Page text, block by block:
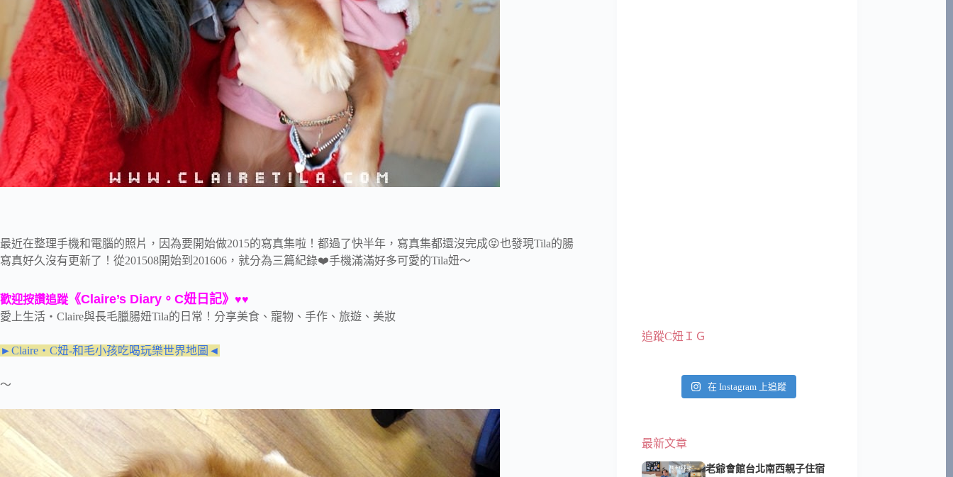
最近在整理手機和電腦的照片，因為要開始做2015的寫真集啦！都過了快半年，寫真集都還沒完成😝也發現Tila的腸
寫真好久沒有更新了！從201508開始到201606，就分為三篇紀錄❤️手機滿滿好多可愛的Tila妞～
歡迎按讚追蹤 《Claire’s Diary。C妞日記》 ♥♥
愛上生活‧Claire與長毛臘腸妞Tila的日常！分享美食、寵物、手作、旅遊、美妝
►Claire‧C妞-和毛小孩吃喝玩樂世界地圖◄
～
追蹤C妞ＩＧ
在 Instagram 上追蹤
最新文章
老爺會館台北南西親子住宿